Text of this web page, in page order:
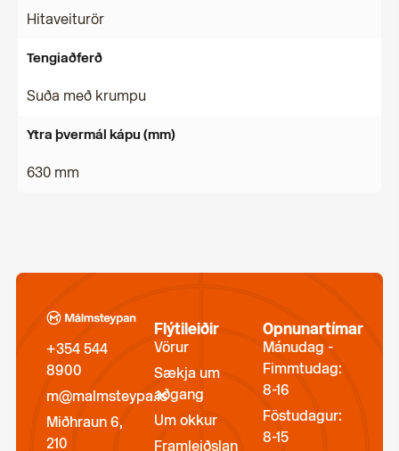
Hitaveiturör
Tengiaðferð
Suða með krumpu
Ytra þvermál kápu (mm)
630 mm
+354 544
8900
m@malmsteypa.is
Miðhraun 6,
210
Flýtileiðir
Vörur
Sækja um
aðgang
Um okkur
Framleiðslan
Opnunartímar
Mánudag -
Fimmtudag:
8-16
Föstudagur:
8-15